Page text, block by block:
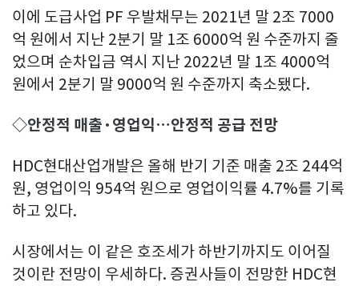
이에 도급사업 PF 우발채무는 2021년 말 2조 7000
억 원에서 지난 2분기 말 1조 6000억 원 수준까지 줄
었으며 순차입금 역시 지난 2022년 말 1조 4000억
원에서 2분기 말 9000억 원 수준까지 축소됐다.
◇안정적 매출·영업익…안정적 공급 전망
HDC현대산업개발은 올해 반기 기준 매출 2조 244억
원, 영업이익 954억 원으로 영업이익률 4.7%를 기록
하고 있다.
시장에서는 이 같은 호조세가 하반기까지도 이어질
것이란 전망이 우세하다. 증권사들이 전망한 HDC현